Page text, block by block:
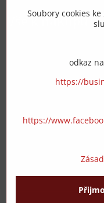
Vše k nákupu
Soubory cookies
odkaz
https://
https://